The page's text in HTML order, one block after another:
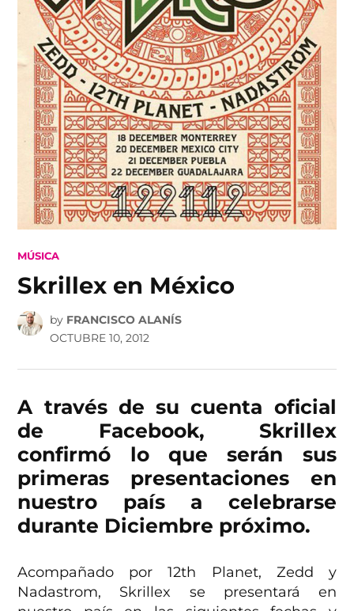
POSTED
MÚSICA
Skrillex en México
by FRANCISCO ALANÍS
OCTUBRE 10, 2012
A través de su cuenta oficial
de Facebook, Skrillex
confirmó lo que serán sus
primeras presentaciones en
nuestro país a celebrarse
durante Diciembre próximo.
Acompañado por 12th Planet, Zedd y
Nadastrom, Skrillex se presentará en